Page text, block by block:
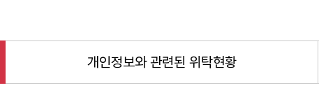
개인정보와 관련된 위탁현황